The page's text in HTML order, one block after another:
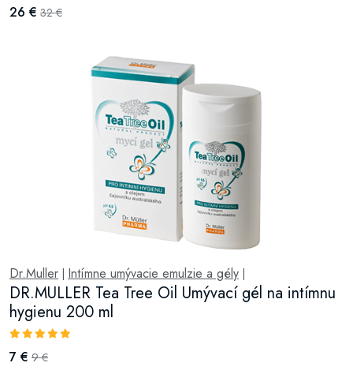
26 € 32 €
Dr.Muller Intímne umývacie emulzie a gély
DR.MULLER Tea Tree Oil Umývací gél na intímnu
hygienu 200 ml
7 € 9 €